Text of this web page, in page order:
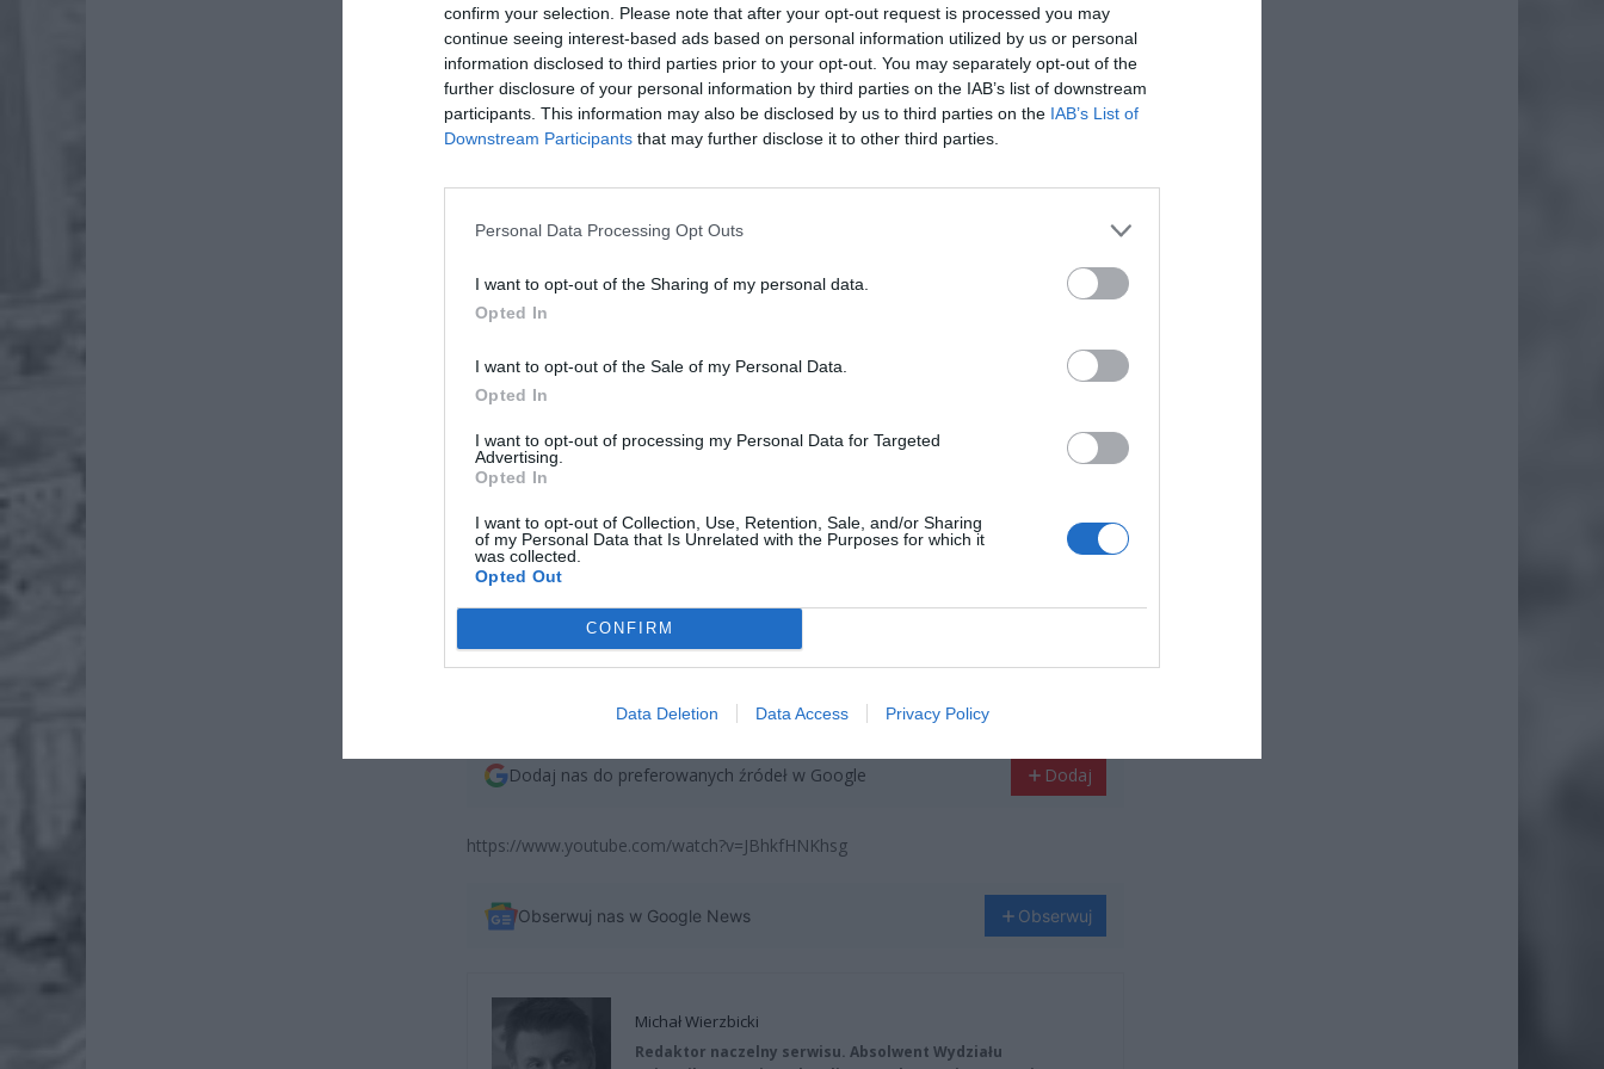
confirm your selection. Please note that after your opt-out request is processed you may
continue seeing interest-based ads based on personal information utilized by us or personal
information disclosed to third parties prior to your opt-out. You may separately opt-out of the
further disclosure of your personal information by third parties on the IAB’s list of downstream
participants. This information may also be disclosed by us to third parties on the IAB’s List of
Downstream Participants that may further disclose it to other third parties.
Personal Data Processing Opt Outs
I want to opt-out of the Sharing of my personal data.
Opted In
I want to opt-out of the Sale of my Personal Data.
Opted In
I want to opt-out of processing my Personal Data for Targeted
Advertising.
Opted In
I want to opt-out of Collection, Use, Retention, Sale, and/or Sharing
of my Personal Data that Is Unrelated with the Purposes for which it
was collected.
Opted Out
CONFIRM
Data Deletion Data Access Privacy Policy
Play
ad
Dodaj nas do preferowanych źródeł w Google Dodaj
https://www.youtube.com/watch?v=JBhkfHNKhsg
Obserwuj nas w Google News Obserwuj
Michał Wierzbicki
Redaktor naczelny serwisu. Absolwent Wydziału